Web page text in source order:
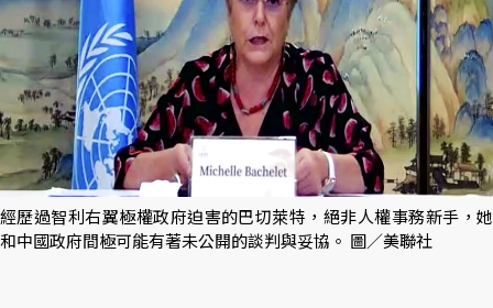
經歷過智利右翼極權政府迫害的巴切萊特，絕非人權事務新手，她
和中國政府間極可能有著未公開的談判與妥協。 圖／美聯社